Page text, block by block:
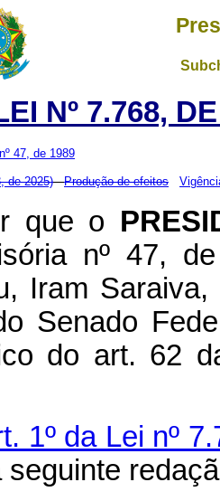
Nº 7.768,
47, de 1989
de 2025) Produção de efeitos
que o
nº 47,
Iram
Senado
do art. 62
1º da Lei nº